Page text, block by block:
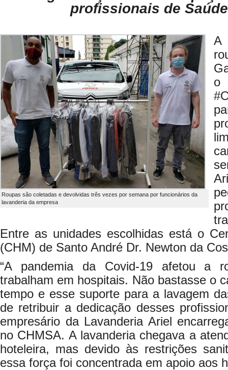
profissionais de
Roupas são coletadas e devolvidas três vezes por semana por funcionários da
lavanderia da empresa
A
o
Entre as unidades escolhidas está o
(CHM) de Santo André Dr. Newton da
“A pandemia da Covid-19 afetou a
trabalham em hospitais. Não bastasse o
tempo e esse suporte para a lavagem
de retribuir a dedicação desses
empresário da Lavanderia Ariel
no CHMSA. A lavanderia chegava a
hoteleira, mas devido às restrições
essa força foi concentrada em apoio aos